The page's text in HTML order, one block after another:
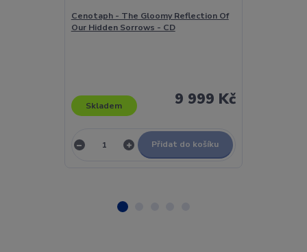
Cenotaph - The Gloomy Reflection Of
Our Hidden Sorrows - CD
9 999 Kč
Skladem
Přidat do košíku